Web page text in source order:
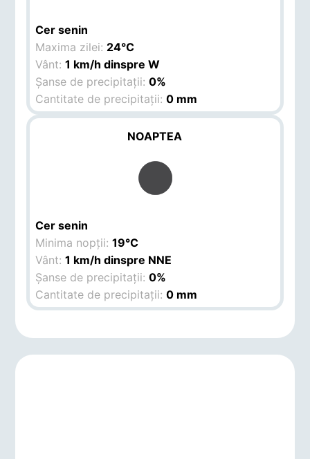
Cer senin
Maxima zilei: 24°C
Vânt:1 km/h dinspre W
Șanse de precipitații:0%
Cantitate de precipitații:0 mm
NOAPTEA
Cer senin
Minima nopții:19°C
Vânt:1 km/h dinspre NNE
Șanse de precipitații:0%
Cantitate de precipitații:0 mm